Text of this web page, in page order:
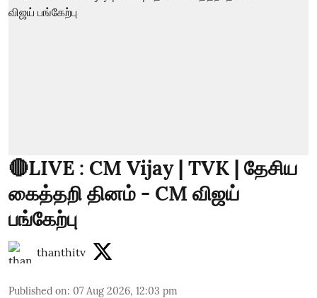
🔴LIVE : CM Vijay | TVK | தேசிய
கைத்தறி தினம் - CM விஜய்
பங்கேற்பு
thanthitv
Published on: 07 Aug 2026, 12:03 pm